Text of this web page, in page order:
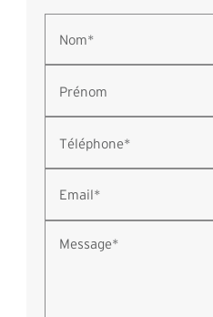
Nom*
Prénom
Téléphone*
Email*
Message*